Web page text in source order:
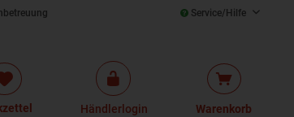
Service/Hilfe
Händlerlogin Warenkorb